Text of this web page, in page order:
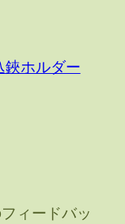
鋏ホルダー
ィードバッ